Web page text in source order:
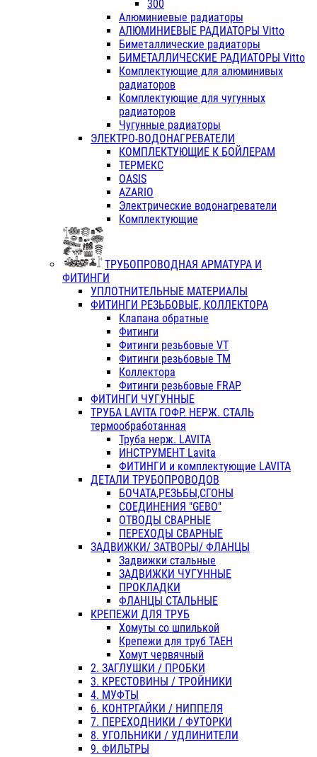
300
Алюминиевые радиаторы
АЛЮМИНИЕВЫЕ РАДИАТОРЫ Vitto
Биметаллические радиаторы
БИМЕТАЛЛИЧЕСКИЕ РАДИАТОРЫ Vitto
Комплектующие для алюминивых
радиаторов
Комплектующие для чугунных
радиаторов
Чугунные радиаторы
ЭЛЕКТРО-ВОДОНАГРЕВАТЕЛИ
КОМПЛЕКТУЮЩИЕ К БОЙЛЕРАМ
ТЕРМЕКС
OASIS
AZARIO
Электрические водонагреватели
Комплектующие
ТРУБОПРОВОДНАЯ АРМАТУРА И
ФИТИНГИ
УПЛОТНИТЕЛЬНЫЕ МАТЕРИАЛЫ
ФИТИНГИ РЕЗЬБОВЫЕ, КОЛЛЕКТОРА
Клапана обратные
Фитинги
Фитинги резьбовые VT
Фитинги резьбовые ТМ
Коллектора
Фитинги резьбовые FRAP
ФИТИНГИ ЧУГУННЫЕ
ТРУБА LAVITA ГОФР. НЕРЖ. СТАЛЬ
термообработанная
Труба нерж. LAVITA
ИНСТРУМЕНТ Lavita
ФИТИНГИ и комплектующие LAVITA
ДЕТАЛИ ТРУБОПРОВОДОВ
БОЧАТА,РЕЗЬБЫ,СГОНЫ
СОЕДИНЕНИЯ "GEBO"
ОТВОДЫ СВАРНЫЕ
ПЕРЕХОДЫ СВАРНЫЕ
ЗАДВИЖКИ/ ЗАТВОРЫ/ ФЛАНЦЫ
Задвижки стальные
ЗАДВИЖКИ ЧУГУННЫЕ
ПРОКЛАДКИ
ФЛАНЦЫ СТАЛЬНЫЕ
КРЕПЕЖИ ДЛЯ ТРУБ
Хомуты со шпилькой
Крепежи для труб ТАЕН
Хомут червячный
2. ЗАГЛУШКИ / ПРОБКИ
3. КРЕСТОВИНЫ / ТРОЙНИКИ
4. МУФТЫ
6. КОНТРГАЙКИ / НИППЕЛЯ
7. ПЕРЕХОДНИКИ / ФУТОРКИ
8. УГОЛЬНИКИ / УДЛИНИТЕЛИ
9. ФИЛЬТРЫ